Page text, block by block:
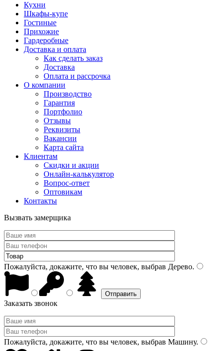
Кухни
Шкафы-купе
Гостиные
Прихожие
Гардеробные
Доставка и оплата
Как сделать заказ
Доставка
Оплата и рассрочка
О компании
Производство
Гарантия
Портфолио
Отзывы
Реквизиты
Вакансии
Карта сайта
Клиентам
Скидки и акции
Онлайн-калькулятор
Вопрос-ответ
Оптовикам
Контакты
Вызвать замерщика
Пожалуйста, докажите, что вы человек, выбрав Дерево.
Заказать звонок
Пожалуйста, докажите, что вы человек, выбрав Машину.